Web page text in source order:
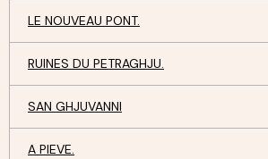
LE NOUVEAU PONT.
RUINES DU PETRAGHJU.
SAN GHJUVANNI
A PIEVE.